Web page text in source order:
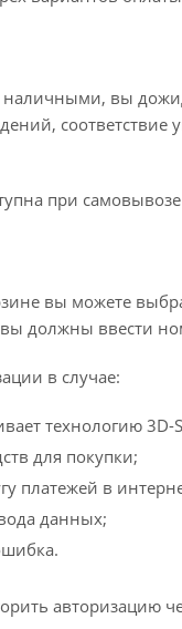
вы
при
вы можете
вы должны ввести
в случае:
технологию 3D-
для покупки;
платежей в
данных;
авторизацию